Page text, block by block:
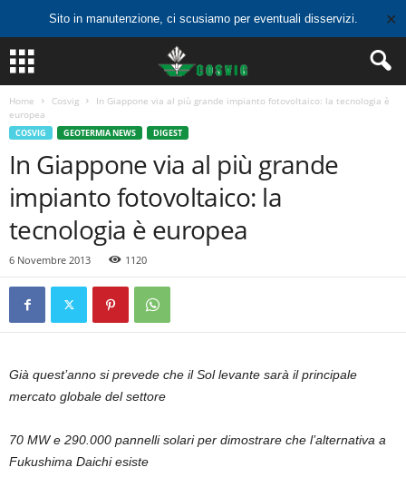
Sito in manutenzione, ci scusiamo per eventuali disservizi. ✕
Home Cosvig
In Giappone via al più grande impianto fotovoltaico: la tecnologia è
europea
COSVIG GEOTERMIA NEWS DIGEST
In Giappone via al più grande
impianto fotovoltaico: la
tecnologia è europea
6 Novembre 2013 1120
Già quest’anno si prevede che il Sol levante sarà il principale
mercato globale del settore
70 MW e 290.000 pannelli solari per dimostrare che l’alternativa a
Fukushima Daichi esiste